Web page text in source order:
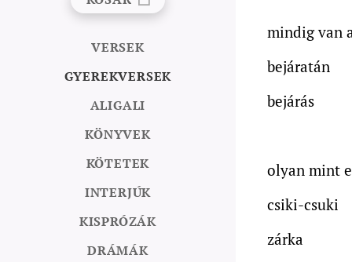
VERSEK
GYEREKVERSEK
ALIGALI
KÖNYVEK
KÖTETEK
INTERJÚK
KISPRÓZÁK
DRÁMÁK
mindig van
bejáratán
bejárás
olyan mint
csiki-csuki
zárka